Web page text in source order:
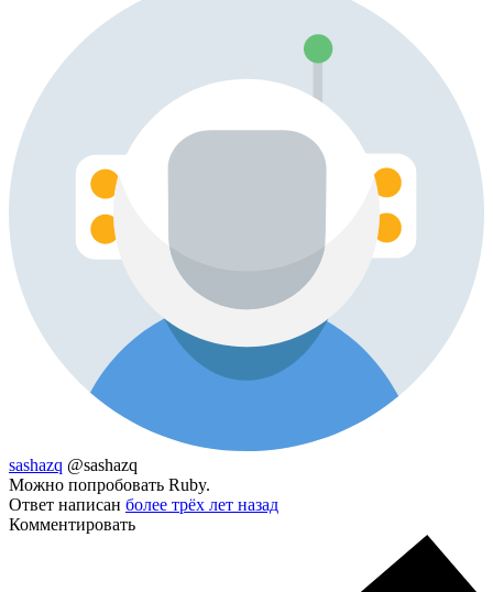
sashazq @sashazq
Можно попробовать Ruby.
Ответ написан более трёх лет назад
Комментировать